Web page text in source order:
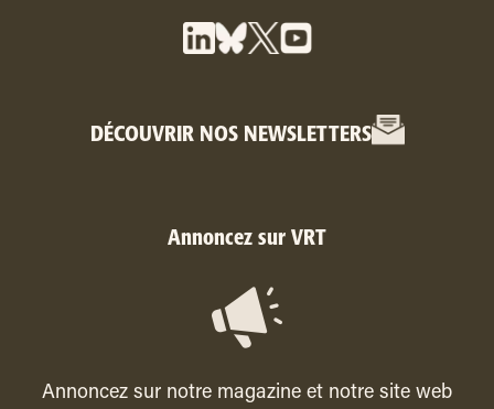
DÉCOUVRIR NOS NEWSLETTERS
Annoncez sur VRT
Annoncez sur notre magazine et notre site web